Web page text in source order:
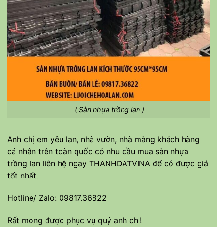
( Sàn nhựa trồng lan )
Anh chị em yêu lan, nhà vườn, nhà màng khách hàng
cá nhân trên toàn quốc có nhu cầu mua sàn nhựa
trồng lan liên hệ ngay THANHDATVINA để có được giá
tốt nhất.
Hotline/ Zalo: 09817.36822
Rất mong được phục vụ quý anh chị!